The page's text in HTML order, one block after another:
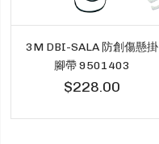
3M DBI-SALA 防創傷懸掛
腳帶 9501403
$228.00